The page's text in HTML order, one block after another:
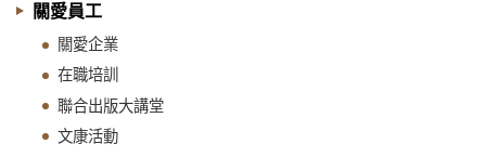
關愛員工
關愛企業
在職培訓
聯合出版大講堂
文康活動